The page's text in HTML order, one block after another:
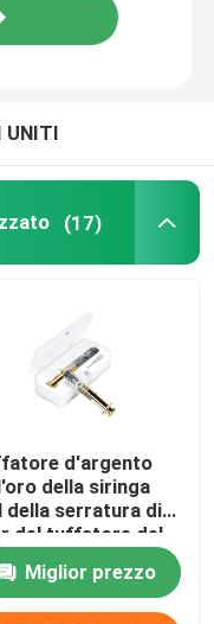
di bambù
UNITI
(17)
d'argento
della siringa
della serratura di
del tuffatore del
della delle
di vetro
Miglior prezzo